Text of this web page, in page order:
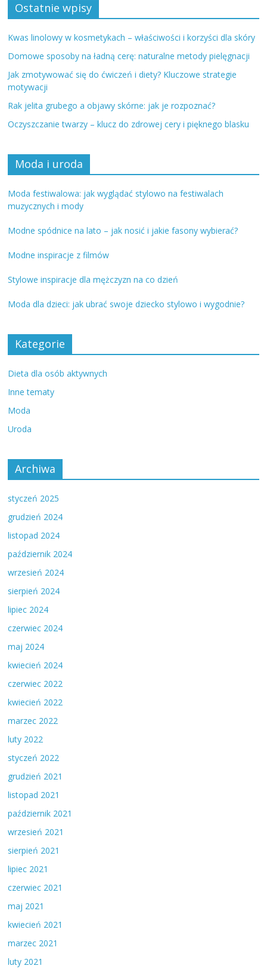
Ostatnie wpisy
Kwas linolowy w kosmetykach – właściwości i korzyści dla skóry
Domowe sposoby na ładną cerę: naturalne metody pielęgnacji
Jak zmotywować się do ćwiczeń i diety? Kluczowe strategie
motywacji
Rak jelita grubego a objawy skórne: jak je rozpoznać?
Oczyszczanie twarzy – klucz do zdrowej cery i pięknego blasku
Moda i uroda
Moda festiwalowa: jak wyglądać stylowo na festiwalach
muzycznych i mody
Modne spódnice na lato – jak nosić i jakie fasony wybierać?
Modne inspiracje z filmów
Stylowe inspiracje dla mężczyzn na co dzień
Moda dla dzieci: jak ubrać swoje dziecko stylowo i wygodnie?
Kategorie
Dieta dla osób aktywnych
Inne tematy
Moda
Uroda
Archiwa
styczeń 2025
grudzień 2024
listopad 2024
październik 2024
wrzesień 2024
sierpień 2024
lipiec 2024
czerwiec 2024
maj 2024
kwiecień 2024
czerwiec 2022
kwiecień 2022
marzec 2022
luty 2022
styczeń 2022
grudzień 2021
listopad 2021
październik 2021
wrzesień 2021
sierpień 2021
lipiec 2021
czerwiec 2021
maj 2021
kwiecień 2021
marzec 2021
luty 2021